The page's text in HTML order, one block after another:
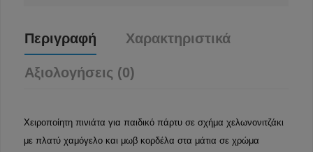
Περιγραφή Χαρακτηριστικά
Αξιολογήσεις (0)
Χειροποίητη πινιάτα για παιδικό πάρτυ σε σχήμα χελωνονιτζάκι
με πλατύ χαμόγελο και μωβ κορδέλα στα μάτια σε χρώμα